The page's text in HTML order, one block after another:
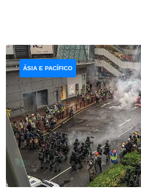
ÁSIA E PACÍFICO